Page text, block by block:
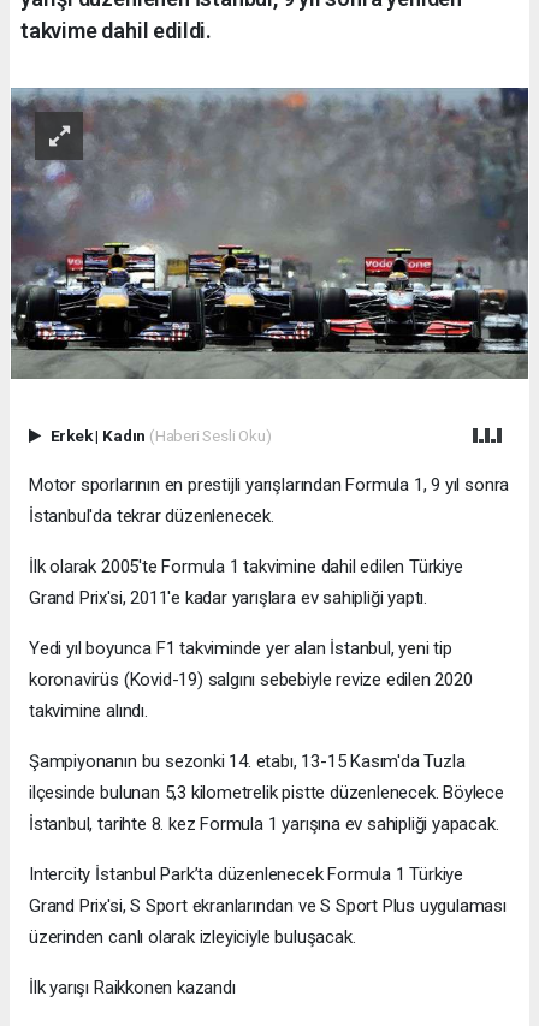
takvime dahil edildi.
Erkek| Kadın (Haberi Sesli Oku)
Motor sporlarının en prestijli yarışlarından Formula 1, 9 yıl sonra
İstanbul'da tekrar düzenlenecek.
İlk olarak 2005'te Formula 1 takvimine dahil edilen Türkiye
Grand Prix'si, 2011'e kadar yarışlara ev sahipliği yaptı.
Yedi yıl boyunca F1 takviminde yer alan İstanbul, yeni tip
koronavirüs (Kovid-19) salgını sebebiyle revize edilen 2020
takvimine alındı.
Şampiyonanın bu sezonki 14. etabı, 13-15 Kasım'da Tuzla
ilçesinde bulunan 5,3 kilometrelik pistte düzenlenecek. Böylece
İstanbul, tarihte 8. kez Formula 1 yarışına ev sahipliği yapacak.
Intercity İstanbul Park’ta düzenlenecek Formula 1 Türkiye
Grand Prix'si, S Sport ekranlarından ve S Sport Plus uygulaması
üzerinden canlı olarak izleyiciyle buluşacak.
İlk yarışı Raikkonen kazandı